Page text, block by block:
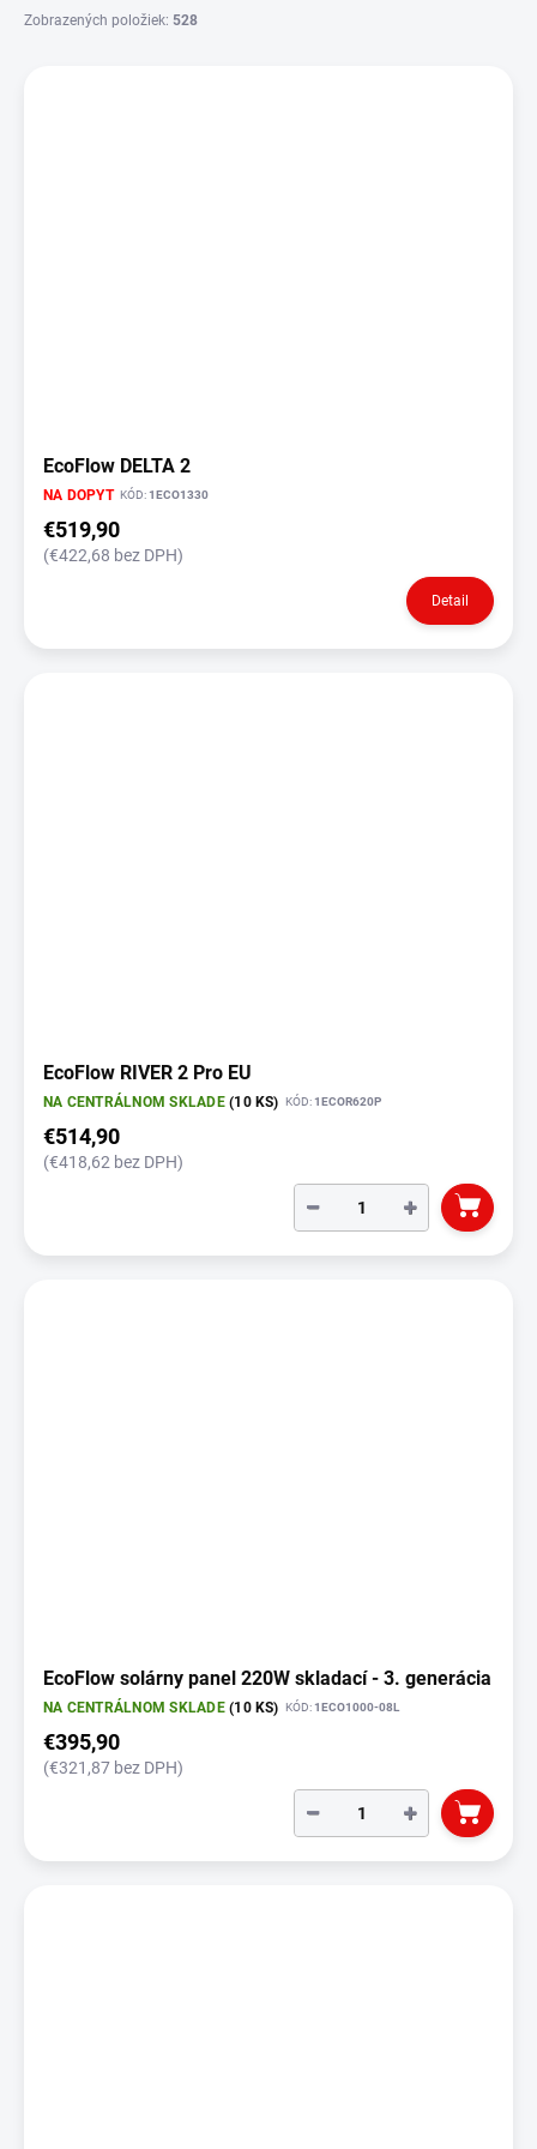
Zobrazených položiek: 528
EcoFlow DELTA 2
NA DOPYT KÓD:1ECO1330
€519,90
(€422,68 bez DPH)
Detail
EcoFlow RIVER 2 Pro EU
NA CENTRÁLNOM SKLADE(10 KS) KÓD:1ECOR620P
€514,90
(€418,62 bez DPH)
+
−
EcoFlow solárny panel 220W skladací - 3. generácia
NA CENTRÁLNOM SKLADE(10 KS) KÓD:1ECO1000-08L
€395,90
(€321,87 bez DPH)
+
−